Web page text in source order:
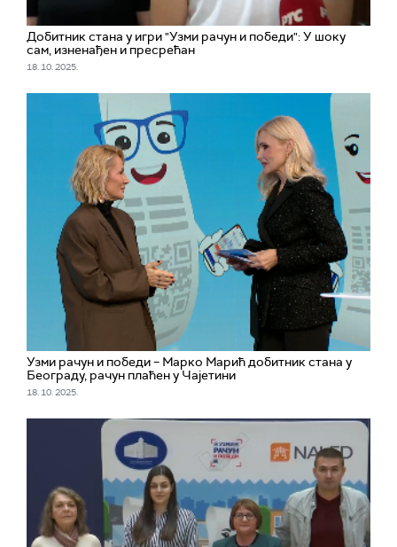
Добитник стана у игри "Узми рачун и победи": У шоку
сам, изненађен и пресрећан
18. 10. 2025.
Узми рачун и победи – Марко Марић добитник стана у
Београду, рачун плаћен у Чајетини
18. 10. 2025.